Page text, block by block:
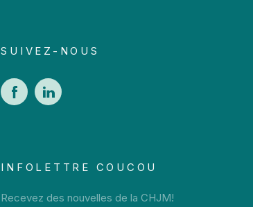
SUIVEZ-NOUS
INFOLETTRE COUCOU
Recevez des nouvelles de la CHJM!